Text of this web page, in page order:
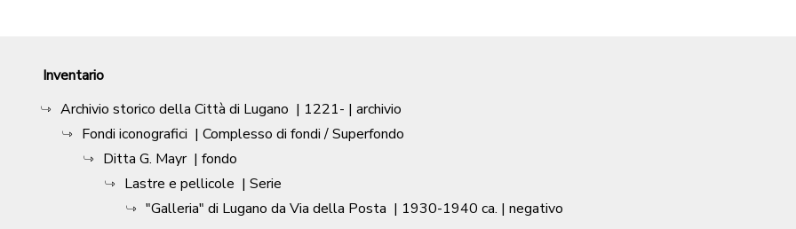
Inventario
Archivio storico della Città di Lugano | 1221- | archivio
Fondi iconografici | Complesso di fondi / Superfondo
Ditta G. Mayr | fondo
Lastre e pellicole | Serie
"Galleria" di Lugano da Via della Posta | 1930-1940 ca. | negativo